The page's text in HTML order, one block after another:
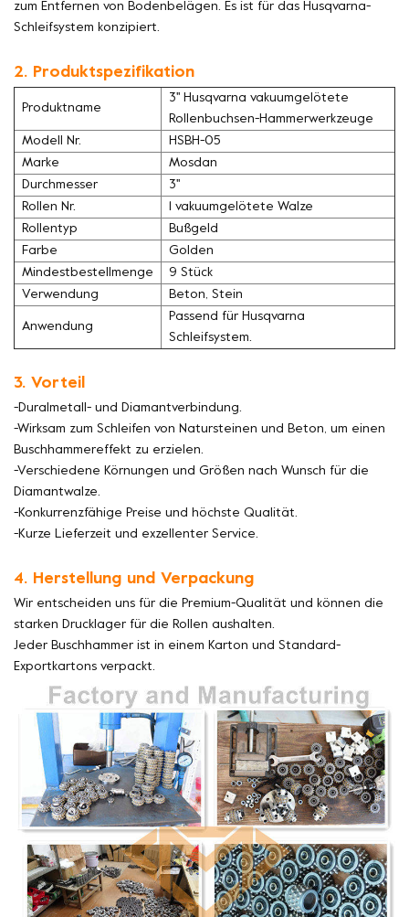
zum Entfernen von Bodenbelägen. Es ist für das Husqvarna-
Schleifsystem konzipiert.
2. Produktspezifikation
Produktname
3'' Husqvarna vakuumgelötete
Rollenbuchsen-Hammerwerkzeuge
Modell Nr.
HSBH-05
Marke
Mosdan
Durchmesser
3''
Rollen Nr.
1 vakuumgelötete Walze
Rollentyp
Bußgeld
Farbe
Golden
Mindestbestellmenge
9 Stück
Verwendung
Beton, Stein
Anwendung
Passend für Husqvarna
Schleifsystem.
3. Vorteil
-Duralmetall- und Diamantverbindung.
-Wirksam zum Schleifen von Natursteinen und Beton, um einen
Buschhammereffekt zu erzielen.
-Verschiedene Körnungen und Größen nach Wunsch für die
Diamantwalze.
-Konkurrenzfähige Preise und höchste Qualität.
-Kurze Lieferzeit und exzellenter Service.
4. Herstellung und Verpackung
Wir entscheiden uns für die Premium-Qualität und können die
starken Drucklager für die Rollen aushalten.
Jeder Buschhammer ist in einem Karton und Standard-
Exportkartons verpackt.